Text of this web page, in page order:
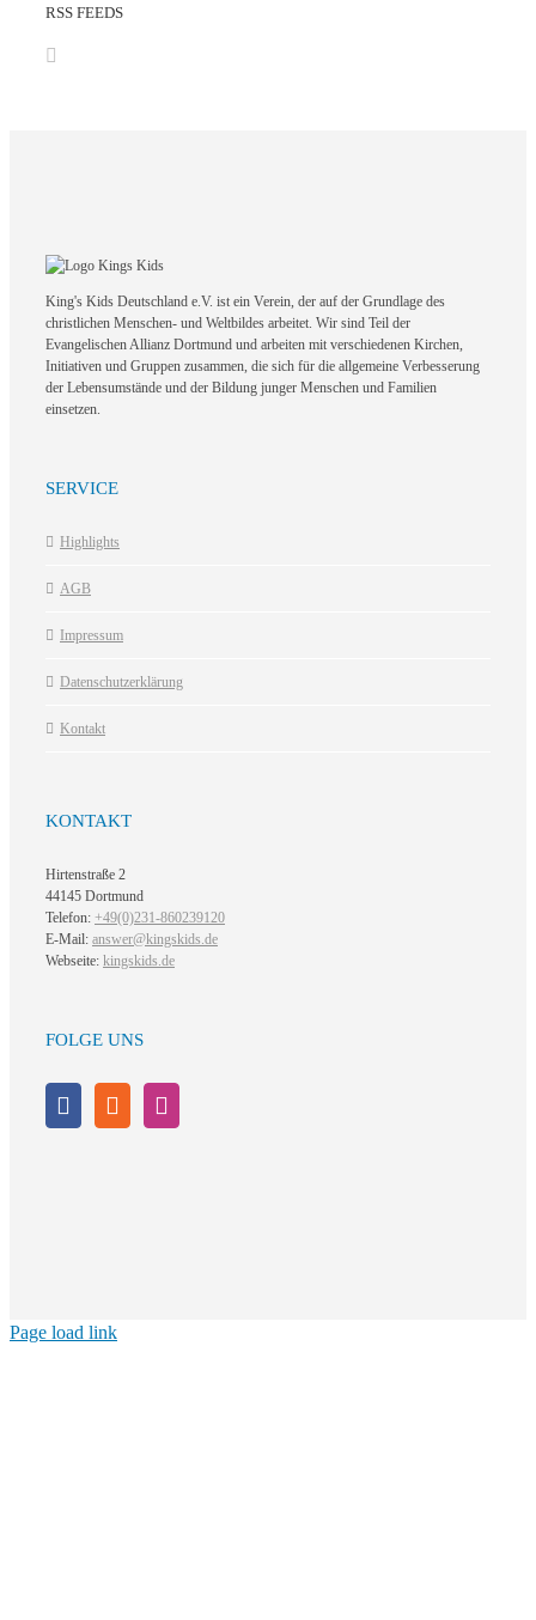
RSS FEEDS
King's Kids Deutschland e.V. ist ein Verein, der auf der Grundlage des
christlichen Menschen- und Weltbildes arbeitet. Wir sind Teil der
Evangelischen Allianz Dortmund und arbeiten mit verschiedenen Kirchen,
Initiativen und Gruppen zusammen, die sich für die allgemeine Verbesserung
der Lebensumstände und der Bildung junger Menschen und Familien
einsetzen.
SERVICE
Highlights
AGB
Impressum
Datenschutzerklärung
Kontakt
KONTAKT
Hirtenstraße 2
44145 Dortmund
Telefon: +49(0)231-860239120
E-Mail: answer@kingskids.de
Webseite: kingskids.de
FOLGE UNS
Page load link